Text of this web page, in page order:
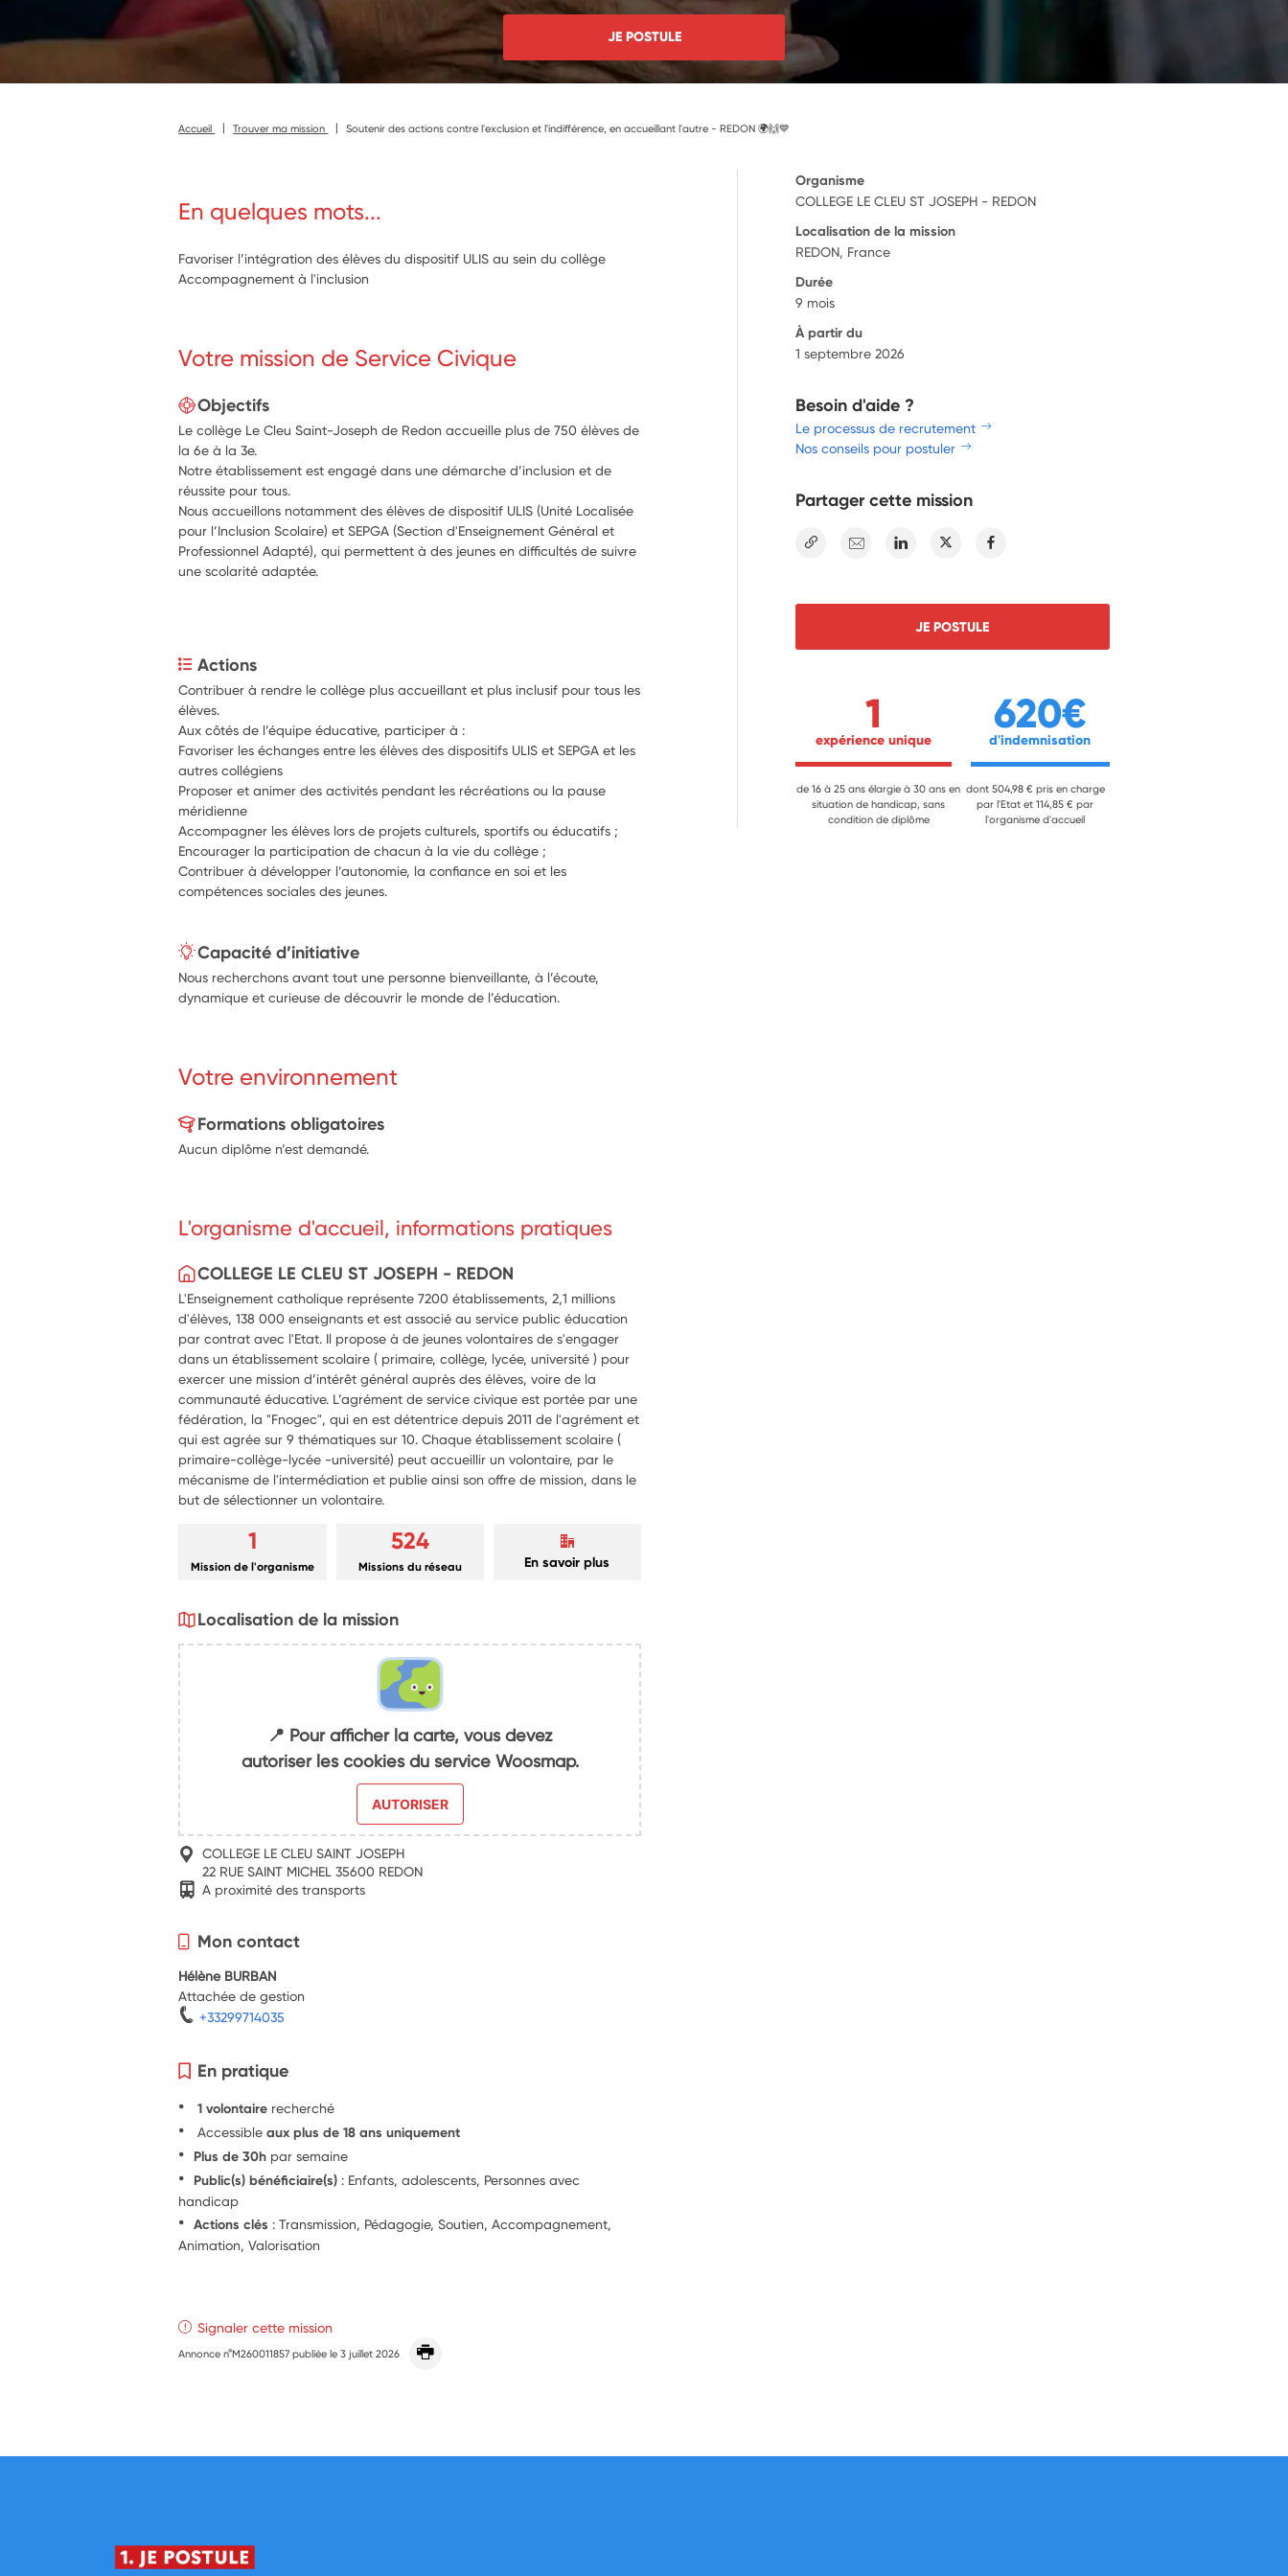
JE POSTULE
Accueil Trouver ma mission Soutenir des actions contre l'exclusion et l'indifférence, en accueillant l'autre - REDON 🌍🙌💙
En quelques mots...
Favoriser l’intégration des élèves du dispositif ULIS au sein du collège
Accompagnement à l'inclusion
Votre mission de Service Civique
Objectifs
Le collège Le Cleu Saint-Joseph de Redon accueille plus de 750 élèves de
la 6e à la 3e.
Notre établissement est engagé dans une démarche d’inclusion et de
réussite pour tous.
Nous accueillons notamment des élèves de dispositif ULIS (Unité Localisée
pour l’Inclusion Scolaire) et SEPGA (Section d'Enseignement Général et
Professionnel Adapté), qui permettent à des jeunes en difficultés de suivre
une scolarité adaptée.
Actions
Contribuer à rendre le collège plus accueillant et plus inclusif pour tous les
élèves.
Aux côtés de l’équipe éducative, participer à :
Favoriser les échanges entre les élèves des dispositifs ULIS et SEPGA et les
autres collégiens
Proposer et animer des activités pendant les récréations ou la pause
méridienne
Accompagner les élèves lors de projets culturels, sportifs ou éducatifs ;
Encourager la participation de chacun à la vie du collège ;
Contribuer à développer l’autonomie, la confiance en soi et les
compétences sociales des jeunes.
Capacité d’initiative
Nous recherchons avant tout une personne bienveillante, à l’écoute,
dynamique et curieuse de découvrir le monde de l’éducation.
Votre environnement
Formations obligatoires
Aucun diplôme n’est demandé.
L'organisme d'accueil, informations pratiques
COLLEGE LE CLEU ST JOSEPH - REDON
L'Enseignement catholique représente 7200 établissements, 2,1 millions
d'élèves, 138 000 enseignants et est associé au service public éducation
par contrat avec l'Etat. Il propose à de jeunes volontaires de s'engager
dans un établissement scolaire ( primaire, collège, lycée, université ) pour
exercer une mission d’intérêt général auprès des élèves, voire de la
communauté éducative. L’agrément de service civique est portée par une
fédération, la "Fnogec", qui en est détentrice depuis 2011 de l'agrément et
qui est agrée sur 9 thématiques sur 10. Chaque établissement scolaire (
primaire-collège-lycée -université) peut accueillir un volontaire, par le
mécanisme de l'intermédiation et publie ainsi son offre de mission, dans le
but de sélectionner un volontaire.
1
Mission de l'organisme
524
Missions du réseau En savoir plus
Localisation de la mission
📍 Pour afficher la carte, vous devez
autoriser les cookies du service Woosmap.
AUTORISER
COLLEGE LE CLEU SAINT JOSEPH
22 RUE SAINT MICHEL 35600 REDON
A proximité des transports
Mon contact
Hélène BURBAN
Attachée de gestion
+33299714035
En pratique
1 volontaire recherché
Accessibleaux plus de 18 ans uniquement
Plus de 30h par semaine
Public(s) bénéficiaire(s) : Enfants, adolescents, Personnes avec
handicap
Actions clés : Transmission, Pédagogie, Soutien, Accompagnement,
Animation, Valorisation
Signaler cette mission
Annonce n°M260011857 publiée le3 juillet 2026
Organisme
COLLEGE LE CLEU ST JOSEPH - REDON
Localisation de la mission
REDON, France
Durée
9 mois
À partir du
1 septembre 2026
Besoin d'aide ?
Le processus de recrutement
Nos conseils pour postuler
Partager cette mission
E-mail Linkedin Twitter
JE POSTULE
1
expérience unique
de 16 à 25 ans élargie à 30 ans en
situation de handicap, sans
condition de diplôme
620€
d'indemnisation
dont 504,98 € pris en charge
par l'Etat et 114,85 € par
l'organisme d'accueil